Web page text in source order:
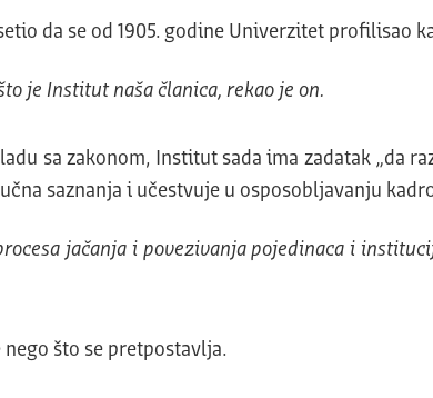
da se od 1905. godine Univerzitet profilisao
je Institut naša članica, rekao je on.
sa zakonom, Institut sada ima zadatak „da
saznanja i učestvuje u osposobljavanju
jačanja i povezivanja pojedinaca i
što se pretpostavlja.